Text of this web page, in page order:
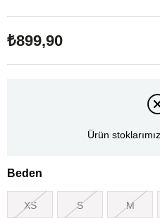
₺899,90
Ürün
Beden
XS S M